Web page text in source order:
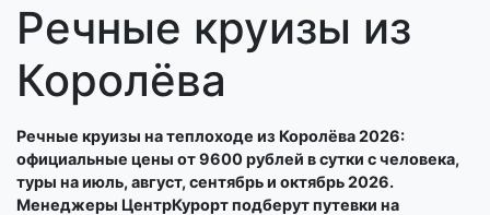
Речные круизы из
Королёва
Речные круизы на теплоходе из Королёва 2026:
официальные цены от 9600 рублей в сутки с человека,
туры на июль, август, сентябрь и октябрь 2026.
Менеджеры ЦентрКурорт подберут путевки на